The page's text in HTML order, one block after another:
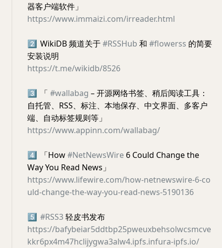
器客户端软件」
https://www.immaizi.com/irreader.html
2️⃣ WikiDB 频道关于#RSSHub 和 #flowerss 的简要
安装说明
https://t.me/wikidb/8526
3️⃣ 「 #wallabag – 开源网络书签、稍后阅读工具：
自托管、RSS、标注、本地保存、中文界面、多客户
端、自动标签规则等」
https://www.appinn.com/wallabag/
4️⃣ 「How#NetNewsWire 6 Could Change the
Way You Read News」
https://www.lifewire.com/how-netnewswire-6-co
uld-change-the-way-you-read-news-5190136
5️⃣ #RSS3轻皮书发布
https://bafybeiar5ddtbp25pweuxbehsolwcsmcve
kkr6px4m47hclijygwa3alw4.ipfs.infura-ipfs.io/